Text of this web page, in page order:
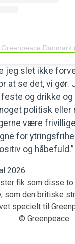
Danmark
jeg slet ikke
at se det, vi gør.
og drikke
politisk eller
være
for
og håbefuld.”
fik som disse
som den britiske
specielt til
© Greenpeace